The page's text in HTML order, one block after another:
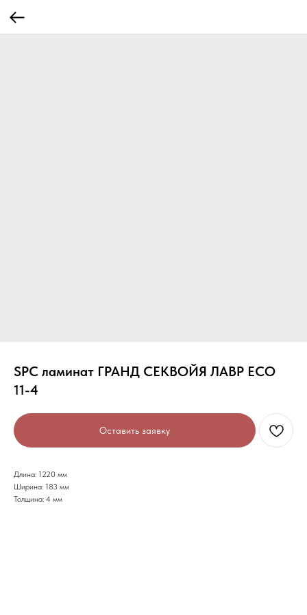
SPC ламинат ГРАНД СЕКВОЙЯ ЛАВР ECO
11-4
Оставить заявку
Длина: 1220 мм
Ширина: 183 мм
Толщина: 4 мм